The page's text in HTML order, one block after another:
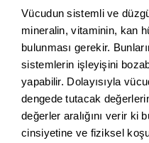
Vücudun sistemli ve
mineralin, vitaminin, kan
bulunması gerekir.
sistemlerin işleyişini
yapabilir. Dolayısıyla
dengede tutacak
değerler aralığını verir ki
cinsiyetine ve fiziksel